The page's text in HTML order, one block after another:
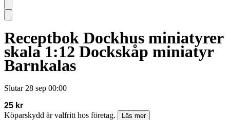
Receptbok Dockhus miniatyrer
skala 1:12 Dockskåp miniatyr
Barnkalas
Slutar 28 sep 00:00
25 kr
Köparskydd är valfritt hos företag.
Läs mer